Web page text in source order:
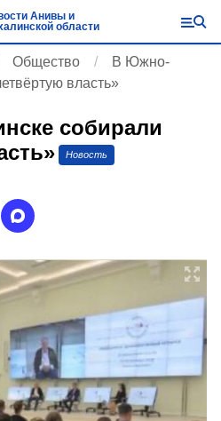
Анивы и
области
Общество
В Южно-
власть»
собирали
Новость